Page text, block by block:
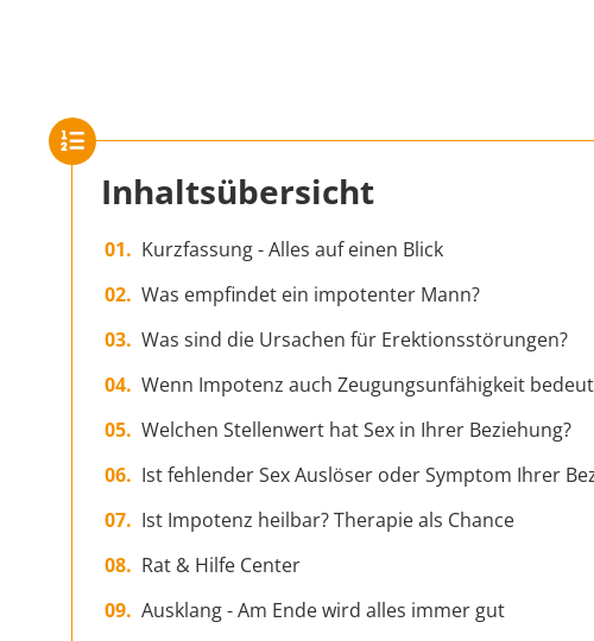
Inhaltsübersicht
Kurzfassung - Alles auf einen Blick
Was empfindet ein impotenter Mann?
Was sind die Ursachen für Erektionsstörungen?
Wenn Impotenz auch Zeugungsunfähigkeit
Welchen Stellenwert hat Sex in Ihrer Beziehung?
Ist fehlender Sex Auslöser oder Symptom Ihrer
Ist Impotenz heilbar? Therapie als Chance
Rat & Hilfe Center
Ausklang - Am Ende wird alles immer gut